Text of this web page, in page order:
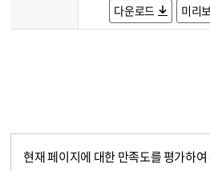
다운로드
미리
현재 페이지에 대한 만족도를 평가하